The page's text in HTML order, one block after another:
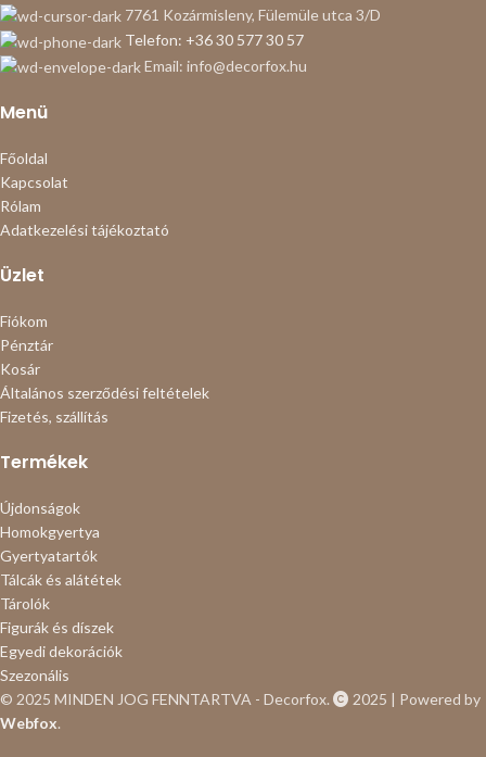
7761 Kozármisleny, Fülemüle utca 3/D
Telefon: +36 30 577 30 57
Email: info@decorfox.hu
Menü
Főoldal
Kapcsolat
Rólam
Adatkezelési tájékoztató
Üzlet
Fiókom
Pénztár
Kosár
Általános szerződési feltételek
Fizetés, szállítás
Termékek
Újdonságok
Homokgyertya
Gyertyatartók
Tálcák és alátétek
Tárolók
Figurák és díszek
Egyedi dekorációk
Szezonális
© 2025 MINDEN JOG FENNTARTVA - Decorfox.
2025 | Powered by
Webfox.